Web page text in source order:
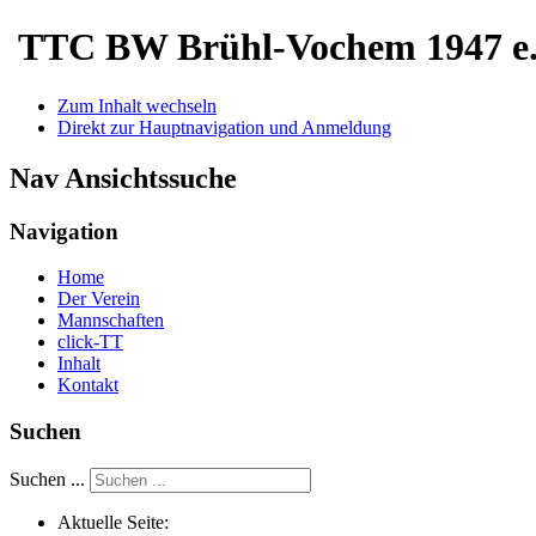
TTC BW Brühl-Vochem 1947
Zum Inhalt wechseln
Direkt zur Hauptnavigation und Anmeldung
Nav Ansichtssuche
Navigation
Home
Der Verein
Mannschaften
click-TT
Inhalt
Kontakt
Suchen
Suchen ...
Aktuelle Seite: